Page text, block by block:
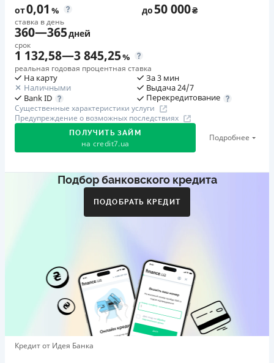
от0,01 %
ставка в день
до50 000₴
360—365дней
срок
1 132,58—3 845,25%
реальная годовая процентная ставка
На карту
Наличными
Bank ID
За 3 мин
Выдача 24/7
Перекредитование
Существенные характеристики услуги
Предупреждение о возможных последствиях
ПОЛУЧИТЬ ЗАЙМ
на credit7.ua
Подробнее
Акция: «Кешбэк за друга»
друг регистрируется и получает первый кредит (от
Бронзовый призер FinAwards 2026 «Лучшая программа
лояльности»
Первый займ
от 0,01%/день до 30 000 ₴
Повторный займ
Подбор банковского кредита
ПОДОБРАТЬ КРЕДИТ
Кредит от Идея Банка